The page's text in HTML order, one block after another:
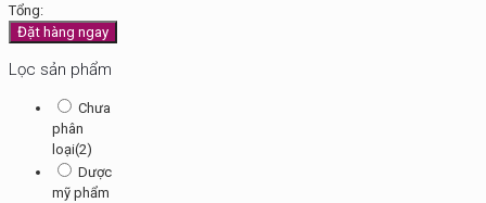
Tổng:
Đặt hàng ngay
Lọc sản phẩm
Chưa
phân
loại(2)
Dược
mỹ phẩm